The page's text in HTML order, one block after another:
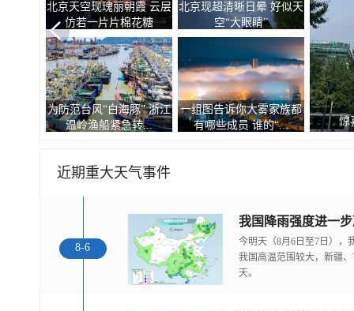
北京天空现瑰丽朝霞 云层
仿若一片片棉花糖
北京现超清晰日晕 好似天
空“大眼睛”
为防范台风“白海豚” 浙江
温岭渔船紧急转...
一组图告诉你大雾家族都
有哪些成员 谁的“...
惊
近期重大天气事件
8-6
今明天（8月6日至7日），
我国高温范围较大，新疆
天。